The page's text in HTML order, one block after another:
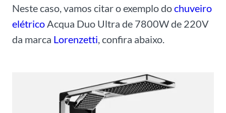
Neste caso, vamos citar o exemplo dochuveiro
elétricoAcqua Duo Ultra de 7800W de 220V
da marca Lorenzetti, confira abaixo.